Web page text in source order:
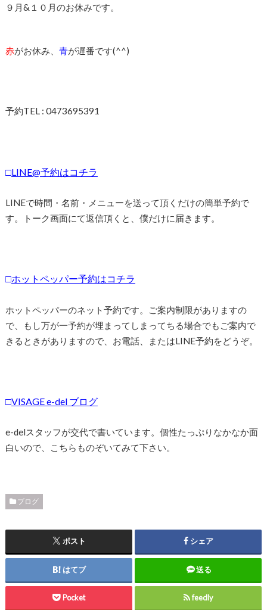
９月&１０月のお休みです。
赤がお休み、 青が遅番です(^^)
予約TEL : 0473695391
□LINE@予約はコチラ
LINEで時間・名前・メニューを送って頂くだけの簡単予約で
す。トーク画面にて返信頂くと、僕だけに届きます。
□ホットペッパー予約はコチラ
ホットペッパーのネット予約です。ご案内制限がありますの
で、もし万が一予約が埋まってしまってちる場合でもご案内で
きるときがありますので、お電話、またはLINE予約をどうぞ。
□VISAGE e-del ブログ
e-delスタッフが交代で書いています。個性たっぷりなかなか面
白いので、こちらものぞいてみて下さい。
ブログ
ポスト シェア
はてブ 送る
Pocket feedly